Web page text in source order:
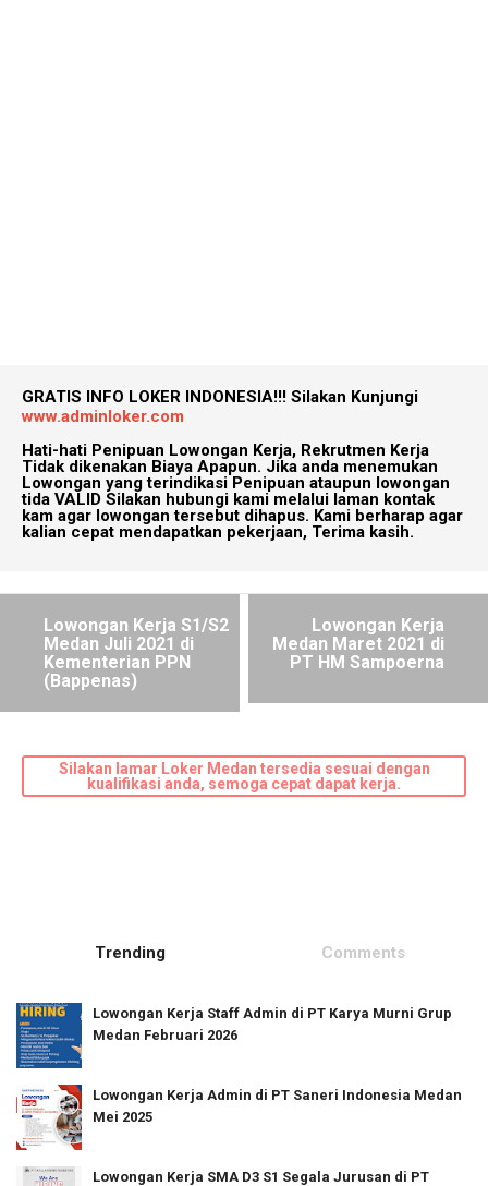
GRATIS INFO LOKER INDONESIA!!! Silakan Kunjungi
www.adminloker.com
Hati-hati Penipuan Lowongan Kerja, Rekrutmen Kerja
Tidak dikenakan Biaya Apapun. Jika anda menemukan
Lowongan yang terindikasi Penipuan ataupun lowongan
tida VALID Silakan hubungi kami melalui laman kontak
kam agar lowongan tersebut dihapus. Kami berharap agar
kalian cepat mendapatkan pekerjaan, Terima kasih.
Lowongan Kerja S1/S2
Medan Juli 2021 di
Kementerian PPN
(Bappenas)
Lowongan Kerja
Medan Maret 2021 di
PT HM Sampoerna
Silakan lamar Loker Medan tersedia sesuai dengan
kualifikasi anda, semoga cepat dapat kerja.
Trending Comments
Lowongan Kerja Staff Admin di PT Karya Murni Grup
Medan Februari 2026
Lowongan Kerja Admin di PT Saneri Indonesia Medan
Mei 2025
Lowongan Kerja SMA D3 S1 Segala Jurusan di PT